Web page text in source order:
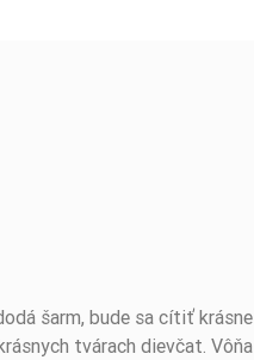
šarm, bude sa cítiť krásne
tvárach dievčat. Vôňa